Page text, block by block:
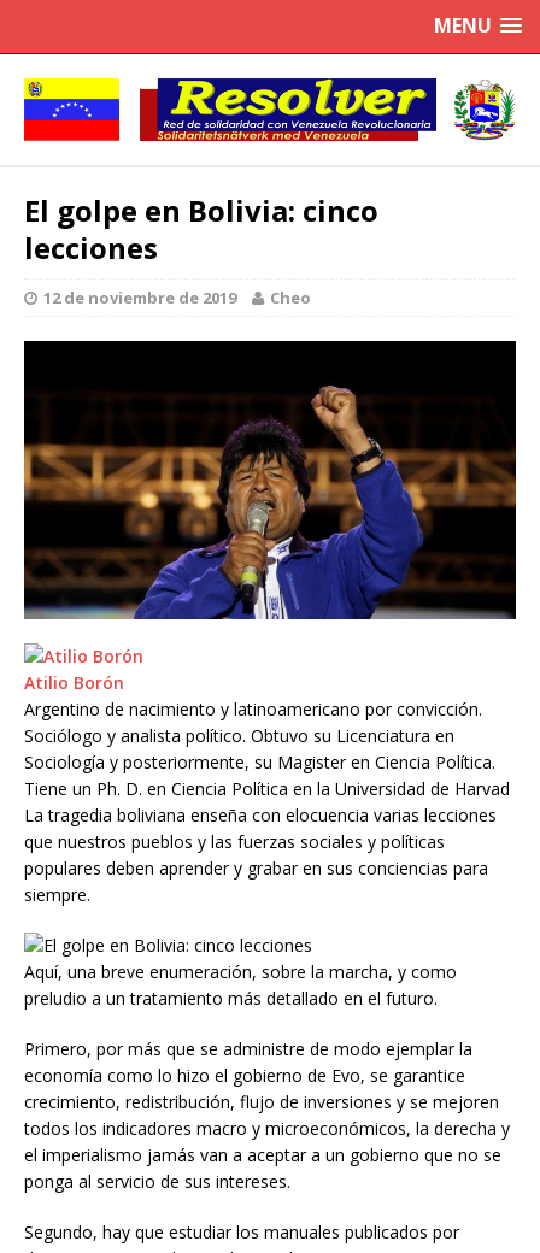
MENU
El golpe en Bolivia: cinco
lecciones
12 de noviembre de 2019 Cheo
Atilio Borón
Argentino de nacimiento y latinoamericano por convicción.
Sociólogo y analista político. Obtuvo su Licenciatura en
Sociología y posteriormente, su Magister en Ciencia Política.
Tiene un Ph. D. en Ciencia Política en la Universidad de Harvad
La tragedia boliviana enseña con elocuencia varias lecciones
que nuestros pueblos y las fuerzas sociales y políticas
populares deben aprender y grabar en sus conciencias para
siempre.
Aquí, una breve enumeración, sobre la marcha, y como
preludio a un tratamiento más detallado en el futuro.
Primero, por más que se administre de modo ejemplar la
economía como lo hizo el gobierno de Evo, se garantice
crecimiento, redistribución, flujo de inversiones y se mejoren
todos los indicadores macro y microeconómicos, la derecha y
el imperialismo jamás van a aceptar a un gobierno que no se
ponga al servicio de sus intereses.
Segundo, hay que estudiar los manuales publicados por